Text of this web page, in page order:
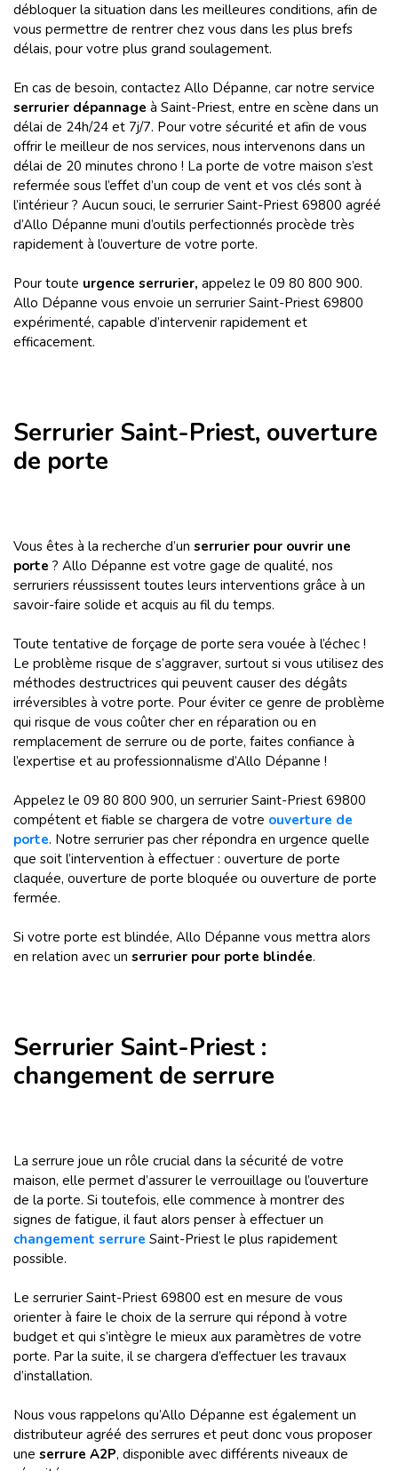
débloquer la situation dans les meilleures conditions, afin de
vous permettre de rentrer chez vous dans les plus brefs
délais, pour votre plus grand soulagement.
En cas de besoin, contactez Allo Dépanne, car notre service
serrurier dépannage à Saint-Priest, entre en scène dans un
délai de 24h/24 et 7j/7. Pour votre sécurité et afin de vous
offrir le meilleur de nos services, nous intervenons dans un
délai de 20 minutes chrono ! La porte de votre maison s’est
refermée sous l’effet d’un coup de vent et vos clés sont à
l’intérieur ? Aucun souci, le serrurier Saint-Priest 69800 agréé
d’Allo Dépanne muni d’outils perfectionnés procède très
rapidement à l’ouverture de votre porte.
Pour toute urgence serrurier, appelez le 09 80 800 900.
Allo Dépanne vous envoie un serrurier Saint-Priest 69800
expérimenté, capable d’intervenir rapidement et
efficacement.
Serrurier Saint-Priest, ouverture
de porte
Vous êtes à la recherche d’un serrurier pour ouvrir une
porte ? Allo Dépanne est votre gage de qualité, nos
serruriers réussissent toutes leurs interventions grâce à un
savoir-faire solide et acquis au fil du temps.
Toute tentative de forçage de porte sera vouée à l’échec !
Le problème risque de s’aggraver, surtout si vous utilisez des
méthodes destructrices qui peuvent causer des dégâts
irréversibles à votre porte. Pour éviter ce genre de problème
qui risque de vous coûter cher en réparation ou en
remplacement de serrure ou de porte, faites confiance à
l’expertise et au professionnalisme d’Allo Dépanne !
Appelez le 09 80 800 900, un serrurier Saint-Priest 69800
compétent et fiable se chargera de votre ouverture de
porte. Notre serrurier pas cher répondra en urgence quelle
que soit l’intervention à effectuer : ouverture de porte
claquée, ouverture de porte bloquée ou ouverture de porte
fermée.
Si votre porte est blindée, Allo Dépanne vous mettra alors
en relation avec un serrurier pour porte blindée.
Serrurier Saint-Priest :
changement de serrure
La serrure joue un rôle crucial dans la sécurité de votre
maison, elle permet d’assurer le verrouillage ou l’ouverture
de la porte. Si toutefois, elle commence à montrer des
signes de fatigue, il faut alors penser à effectuer un
changement serrure Saint-Priest le plus rapidement
possible.
Le serrurier Saint-Priest 69800 est en mesure de vous
orienter à faire le choix de la serrure qui répond à votre
budget et qui s’intègre le mieux aux paramètres de votre
porte. Par la suite, il se chargera d’effectuer les travaux
d’installation.
Nous vous rappelons qu’Allo Dépanne est également un
distributeur agréé des serrures et peut donc vous proposer
une serrure A2P, disponible avec différents niveaux de